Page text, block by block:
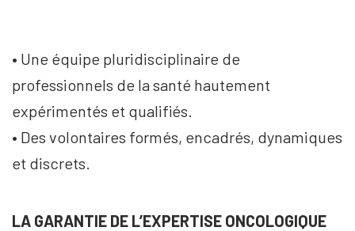
• Une équipe pluridisciplinaire de
professionnels de la santé hautement
expérimentés et qualifiés.
• Des volontaires formés, encadrés, dynamiques
et discrets.
LA GARANTIE DE L’EXPERTISE ONCOLOGIQUE
Conférences /